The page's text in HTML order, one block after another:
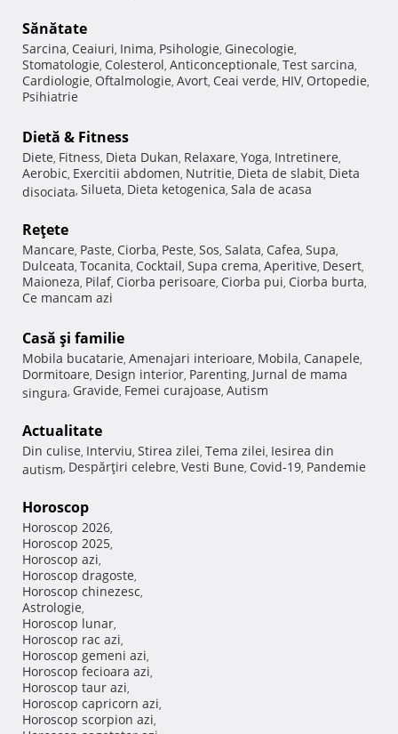
Sănătate
Sarcina, Ceaiuri, Inima, Psihologie, Ginecologie,
Stomatologie, Colesterol, Anticonceptionale, Test sarcina,
Cardiologie, Oftalmologie, Avort, Ceai verde, HIV, Ortopedie,
Psihiatrie
Dietă & Fitness
Diete, Fitness, Dieta Dukan, Relaxare, Yoga, Intretinere,
Aerobic, Exercitii abdomen, Nutritie, Dieta de slabit, Dieta
disociata, Silueta, Dieta ketogenica, Sala de acasa
Reţete
Mancare, Paste, Ciorba, Peste, Sos, Salata, Cafea, Supa,
Dulceata, Tocanita, Cocktail, Supa crema, Aperitive, Desert,
Maioneza, Pilaf, Ciorba perisoare, Ciorba pui, Ciorba burta,
Ce mancam azi
Casă şi familie
Mobila bucatarie, Amenajari interioare, Mobila, Canapele,
Dormitoare, Design interior, Parenting, Jurnal de mama
singura, Gravide, Femei curajoase, Autism
Actualitate
Din culise, Interviu, Stirea zilei, Tema zilei, Iesirea din
autism, Despărţiri celebre, Vesti Bune, Covid-19, Pandemie
Horoscop
Horoscop 2026,
Horoscop 2025,
Horoscop azi,
Horoscop dragoste,
Horoscop chinezesc,
Astrologie,
Horoscop lunar,
Horoscop rac azi,
Horoscop gemeni azi,
Horoscop fecioara azi,
Horoscop taur azi,
Horoscop capricorn azi,
Horoscop scorpion azi,